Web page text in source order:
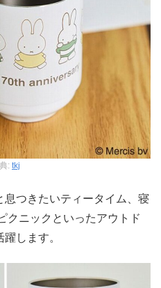
: tkj
つきたいティータイム、寝
クニックといったアウトド
します。